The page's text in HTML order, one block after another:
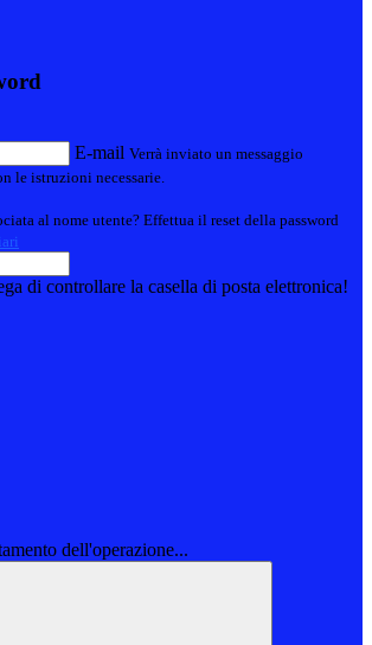
E-mail Verrà inviato un messaggio
le istruzioni necessarie.
al nome utente? Effettua il reset della password
di controllare la casella di posta elettronica!
dell'operazione...